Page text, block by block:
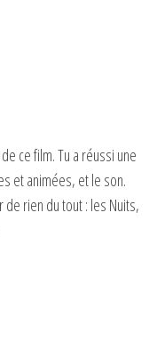
ce film. Tu a réussi une
et animées, et le son.
de rien du tout : les Nuits,